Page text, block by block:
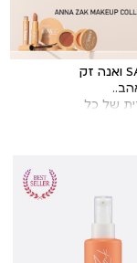
קולקציית האיפור והשיער של SACARA ואנה זק
של כל
ג'ל לגבות,
מברשות
מרכך,